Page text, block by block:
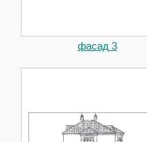
фасад 3